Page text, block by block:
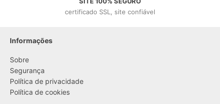
certificado SSL, site confiável
Informações
Sobre
Segurança
Política de privacidade
Política de cookies